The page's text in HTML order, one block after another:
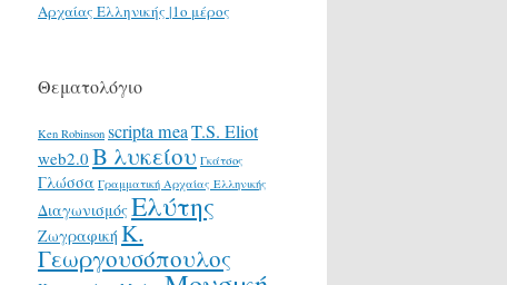
Αρχαίας Ελληνικής |1ο μέρος
Θεματολόγιο
Ken Robinson scripta meaT.S. Eliot
web2.0 Β λυκείου Γκάτσος
Γλώσσα Γραμματική Αρχαίας Ελληνικής
ΔιαγωνισμόςΕλύτης
Ζωγραφική Κ.
Γεωργουσόπουλος